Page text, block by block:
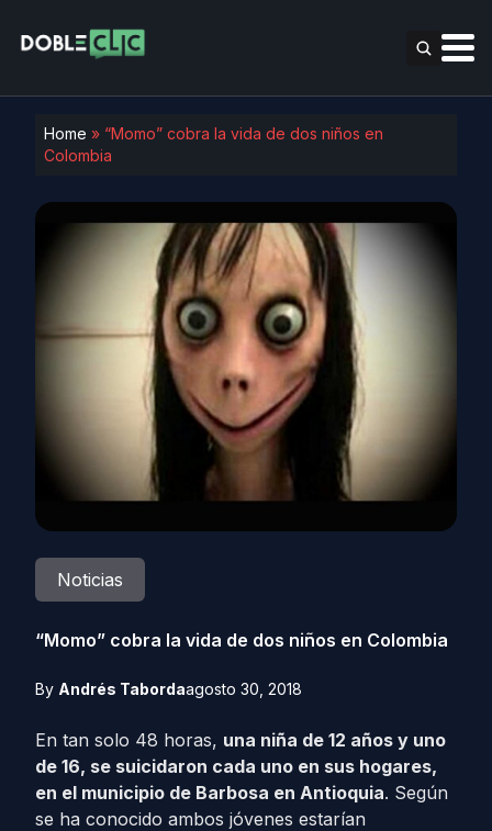
Home » “Momo” cobra la vida de dos niños en
Colombia
Noticias
“Momo” cobra la vida de dos niños en Colombia
By Andrés Tabordaagosto 30, 2018
En tan solo 48 horas, una niña de 12 años y uno
de 16, se suicidaron cada uno en sus hogares,
en el municipio de Barbosa en Antioquia. Según
se ha conocido ambos jóvenes estarían